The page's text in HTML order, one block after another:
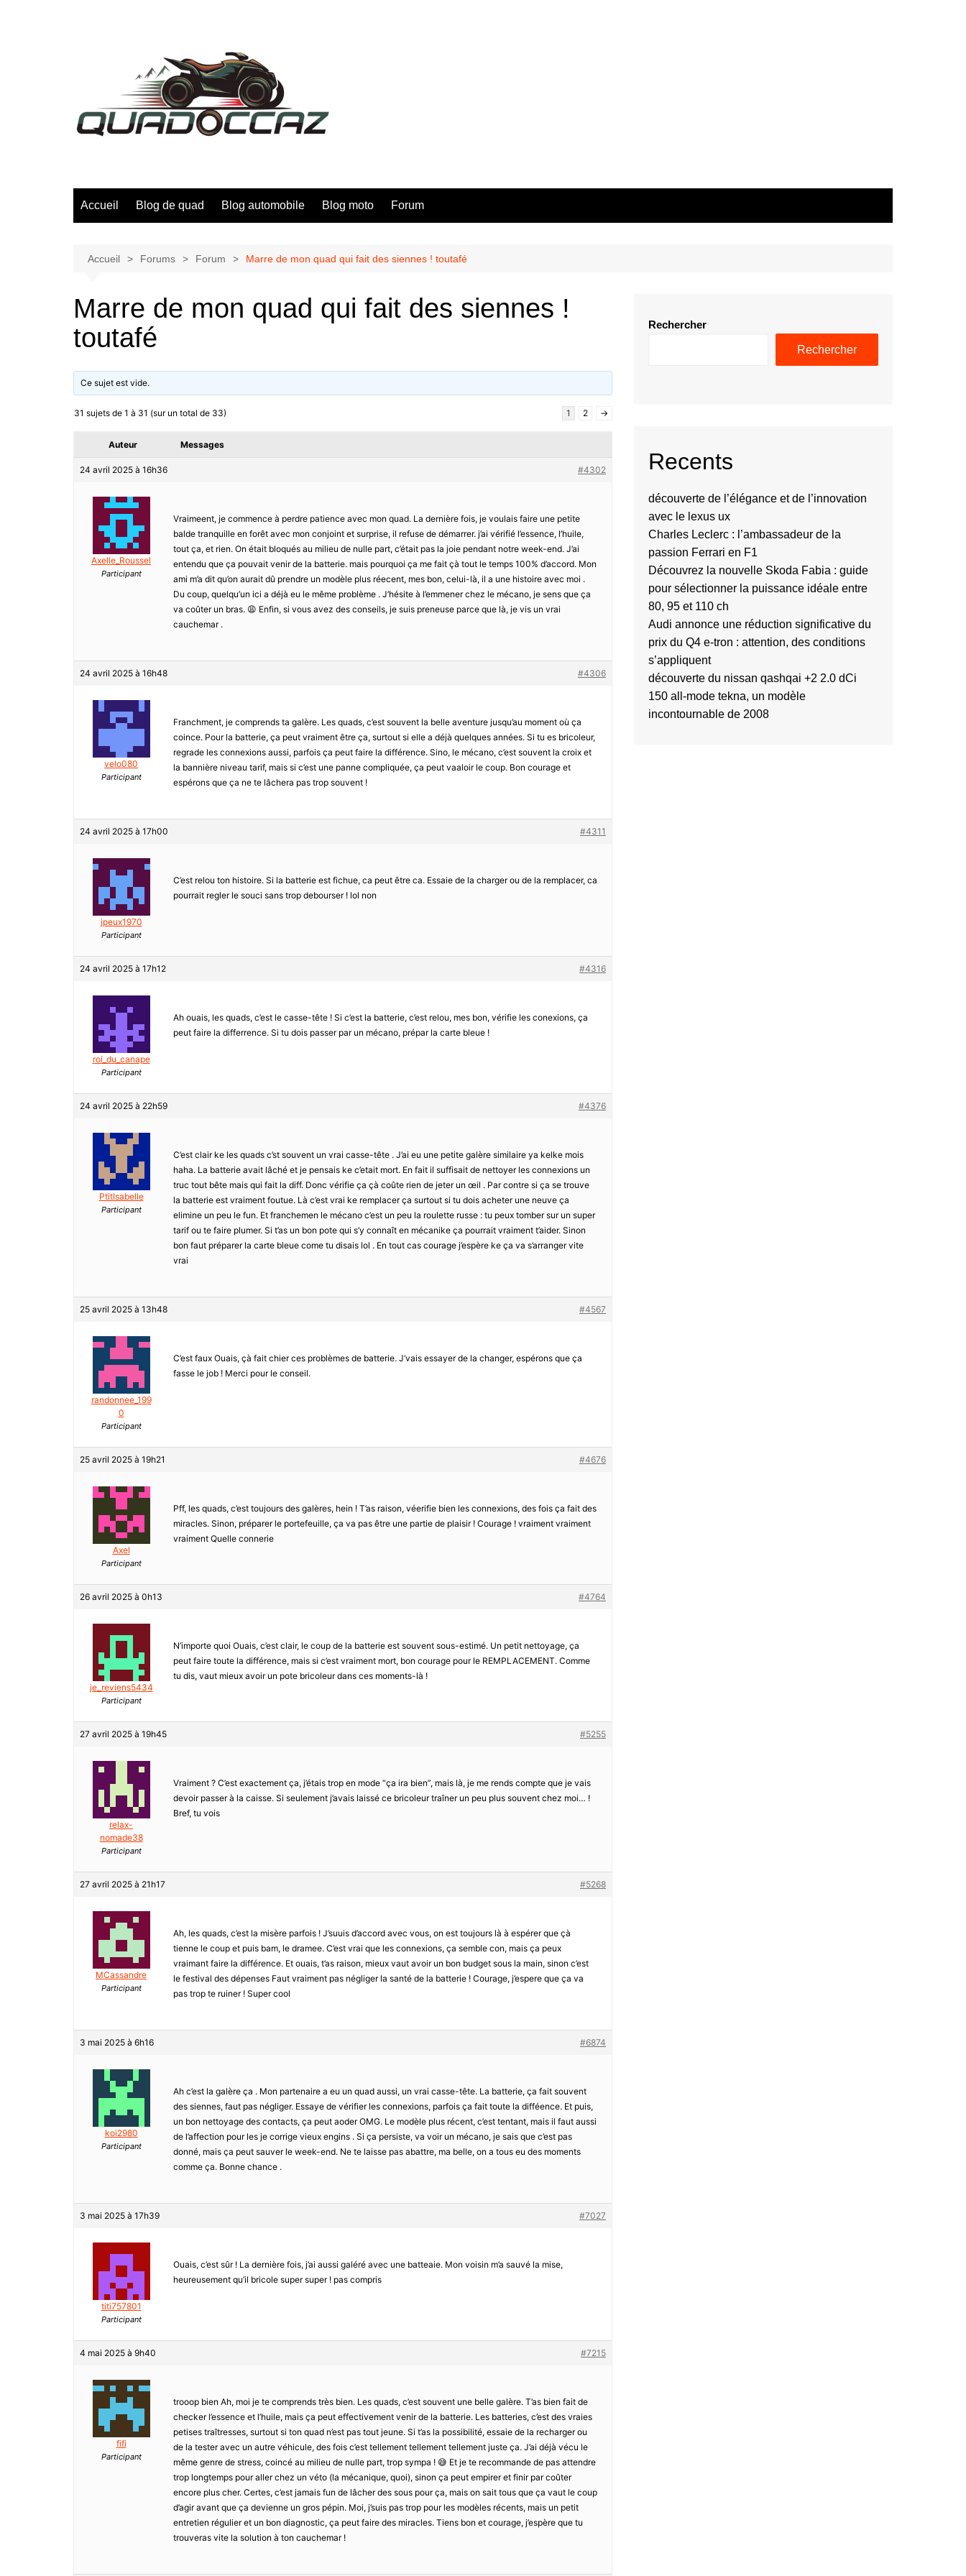
Accueil Blog de quad Blog automobile Blog moto Forum
Accueil Forums Forum Marre de mon quad qui fait des siennes ! toutafé
Marre de mon quad qui fait des siennes !
toutafé
Ce sujet est vide.
31 sujets de 1 à 31 (sur un total de 33) 1 2 →
Auteur Messages
24 avril 2025 à 16h36 #4302
Axelle_Roussel
Participant
Vraimeent, je commence à perdre patience avec mon quad. La dernière fois, je voulais faire une petite
balde tranquille en forêt avec mon conjoint et surprise, il refuse de démarrer. j’ai vérifié l’essence, l’huile,
tout ça, et rien. On était bloqués au milieu de nulle part, c’était pas la joie pendant notre week-end. J’ai
entendu que ça pouvait venir de la batterie. mais pourquoi ça me fait çà tout le temps 100% d’accord. Mon
ami m’a dit qu’on aurait dû prendre un modèle plus réecent, mes bon, celui-là, il a une histoire avec moi .
Du coup, quelqu’un ici a déjà eu le même problème . J’hésite à l’emmener chez le mécano, je sens que ça
va coûter un bras. 😩 Enfin, si vous avez des conseils, je suis preneuse parce que là, je vis un vrai
cauchemar .
24 avril 2025 à 16h48 #4306
velo080
Participant
Franchment, je comprends ta galère. Les quads, c’est souvent la belle aventure jusqu’au moment où ça
coince. Pour la batterie, ça peut vraiment être ça, surtout si elle a déjà quelques années. Si tu es bricoleur,
regrade les connexions aussi, parfois ça peut faire la différence. Sino, le mécano, c’est souvent la croix et
la bannière niveau tarif, mais si c’est une panne compliquée, ça peut vaaloir le coup. Bon courage et
espérons que ça ne te lâchera pas trop souvent !
24 avril 2025 à 17h00 #4311
jpeux1970
Participant
C’est relou ton histoire. Si la batterie est fichue, ca peut être ca. Essaie de la charger ou de la remplacer, ca
pourrait regler le souci sans trop debourser ! lol non
24 avril 2025 à 17h12 #4316
roi_du_canape
Participant
Ah ouais, les quads, c’est le casse-tête ! Si c’est la batterie, c’est relou, mes bon, vérifie les conexions, ça
peut faire la differrence. Si tu dois passer par un mécano, prépar la carte bleue !
24 avril 2025 à 22h59 #4376
PtitIsabelle
Participant
C’est clair ke les quads c’st souvent un vrai casse-tête . J’ai eu une petite galère similaire ya kelke mois
haha. La batterie avait lâché et je pensais ke c’etait mort. En fait il suffisait de nettoyer les connexions un
truc tout bête mais qui fait la diff. Donc vérifie ça çà coûte rien de jeter un œil . Par contre si ça se trouve
la batterie est vraiment foutue. Là c’est vrai ke remplacer ça surtout si tu dois acheter une neuve ça
elimine un peu le fun. Et franchemen le mécano c’est un peu la roulette russe : tu peux tomber sur un super
tarif ou te faire plumer. Si t’as un bon pote qui s’y connaît en mécanike ça pourrait vraiment t’aider. Sinon
bon faut préparer la carte bleue come tu disais lol . En tout cas courage j’espère ke ça va s’arranger vite
vrai
25 avril 2025 à 13h48 #4567
randonnee_199
0
Participant
C’est faux Ouais, çà fait chier ces problèmes de batterie. J’vais essayer de la changer, espérons que ça
fasse le job ! Merci pour le conseil.
25 avril 2025 à 19h21 #4676
Axel
Participant
Pff, les quads, c’est toujours des galères, hein ! T’as raison, véerifie bien les connexions, des fois ça fait des
miracles. Sinon, préparer le portefeuille, ça va pas être une partie de plaisir ! Courage ! vraiment vraiment
vraiment Quelle connerie
26 avril 2025 à 0h13 #4764
je_reviens5434
Participant
N’importe quoi Ouais, c’est clair, le coup de la batterie est souvent sous-estimé. Un petit nettoyage, ça
peut faire toute la différence, mais si c’est vraiment mort, bon courage pour le REMPLACEMENT. Comme
tu dis, vaut mieux avoir un pote bricoleur dans ces moments-là !
27 avril 2025 à 19h45 #5255
relax-
nomade38
Participant
Vraiment ? C’est exactement ça, j’étais trop en mode “ça ira bien”, mais là, je me rends compte que je vais
devoir passer à la caisse. Si seulement j’avais laissé ce bricoleur traîner un peu plus souvent chez moi… !
Bref, tu vois
27 avril 2025 à 21h17 #5268
MCassandre
Participant
Ah, les quads, c’est la misère parfois ! J’suuis d’accord avec vous, on est toujours là à espérer que çà
tienne le coup et puis bam, le dramee. C’est vrai que les connexions, ça semble con, mais ça peux
vraimant faire la différence. Et ouais, t’as raison, mieux vaut avoir un bon budget sous la main, sinon c’est
le festival des dépenses Faut vraiment pas négliger la santé de la batterie ! Courage, j’espere que ça va
pas trop te ruiner ! Super cool
3 mai 2025 à 6h16 #6874
koi2980
Participant
Ah c’est la galère ça . Mon partenaire a eu un quad aussi, un vrai casse-tête. La batterie, ça fait souvent
des siennes, faut pas négliger. Essaye de vérifier les connexions, parfois ça fait toute la difféence. Et puis,
un bon nettoyage des contacts, ça peut aoder OMG. Le modèle plus récent, c’est tentant, mais il faut aussi
de l’affection pour les je corrige vieux engins . Si ça persiste, va voir un mécano, je sais que c’est pas
donné, mais ça peut sauver le week-end. Ne te laisse pas abattre, ma belle, on a tous eu des moments
comme ça. Bonne chance .
3 mai 2025 à 17h39 #7027
titi757801
Participant
Ouais, c’est sûr ! La dernière fois, j’ai aussi galéré avec une batteaie. Mon voisin m’a sauvé la mise,
heureusement qu’il bricole super super ! pas compris
4 mai 2025 à 9h40 #7215
fifi
Participant
trooop bien Ah, moi je te comprends très bien. Les quads, c’est souvent une belle galère. T’as bien fait de
checker l’essence et l’huile, mais ça peut effectivement venir de la batterie. Les batteries, c’est des vraies
petises traîtresses, surtout si ton quad n’est pas tout jeune. Si t’as la possibilité, essaie de la recharger ou
de la tester avec un autre véhicule, des fois c’est tellement tellement tellement juste ça. J’ai déjà vécu le
même genre de stress, coincé au milieu de nulle part, trop sympa ! 😅 Et je te recommande de pas attendre
trop longtemps pour aller chez un véto (la mécanique, quoi), sinon ça peut empirer et finir par coûter
encore plus cher. Certes, c’est jamais fun de lâcher des sous pour ça, mais on sait tous que ça vaut le coup
d’agir avant que ça devienne un gros pépin. Moi, j’suis pas trop pour les modèles récents, mais un petit
entretien régulier et un bon diagnostic, ça peut faire des miracles. Tiens bon et courage, j’espère que tu
trouveras vite la solution à ton cauchemar !
Rechercher
Rechercher
Recents
découverte de l’élégance et de l’innovation
avec le lexus ux
Charles Leclerc : l’ambassadeur de la
passion Ferrari en F1
Découvrez la nouvelle Skoda Fabia : guide
pour sélectionner la puissance idéale entre
80, 95 et 110 ch
Audi annonce une réduction significative du
prix du Q4 e-tron : attention, des conditions
s’appliquent
découverte du nissan qashqai +2 2.0 dCi
150 all-mode tekna, un modèle
incontournable de 2008